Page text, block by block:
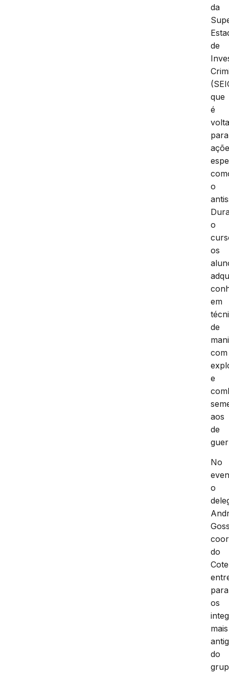
da
de
que
é
para
o
o
os
em
de
com
e
aos
de
No
o
do
para
os
mais
do